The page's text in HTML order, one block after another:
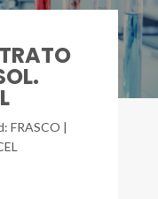
FRASCO |